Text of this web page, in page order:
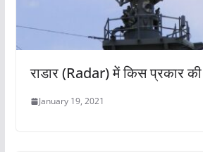
राडार (Radar) में किस प्रकार की
January 19, 2021